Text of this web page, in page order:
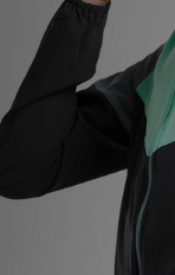
Jalkapallo
Urheilu
Lataa JD-sovellus
Minun JD
Minun viestini